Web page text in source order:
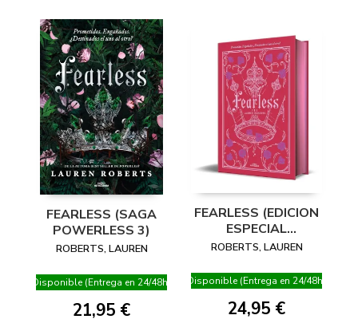
FEARLESS (SAGA
POWERLESS 3)
ROBERTS, LAUREN
Disponible (Entrega en 24/48h)
21,95 €
FEARLESS (EDICION
ESPECIAL
LIMITADA)
ROBERTS, LAUREN
Disponible (Entrega en 24/48h)
24,95 €